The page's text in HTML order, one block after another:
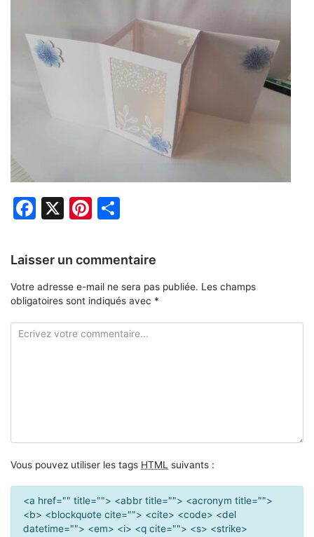
Facebook
X Pinterest
Laisser un commentaire
Votre adresse e-mail ne sera pas publiée. Les champs
obligatoires sont indiqués avec *
Vous pouvez utiliser les tags HTML suivants :
<a href="" title=""> <abbr title=""> <acronym title="">
<b> <blockquote cite=""> <cite> <code> <del
datetime=""> <em> <i> <q cite=""> <s> <strike>